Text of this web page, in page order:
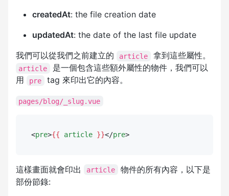
createdAt: the file creation date
updatedAt: the date of the last file update
我們可以從我們之前建立的
article 拿到這些屬性。
article
是一個包含這些額外屬性的物件，我們可以
用
pre tag 來印出它的內容。
pages/blog/_slug.vue
<pre>{{ article }}</pre>
這樣畫面就會印出 article
物件的所有內容，以下是
部份節錄: